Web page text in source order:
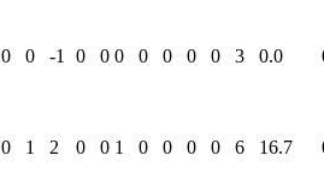
0 0 -1 0 0 0 0 0 0 0 3 0.0
0 1 2 0 0 1 0 0 0 0 6 16.7